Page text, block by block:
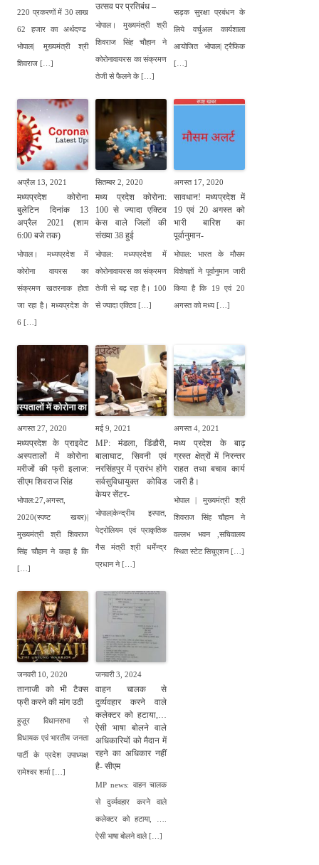
220 प्रकरणों में 30 लाख
62 हजार का अर्थदण्ड
भोपाल| मुख्यमंत्री श्री
शिवराज […]
उत्सव पर प्रतिबंध –
भोपाल। मुख्यमंत्री श्री
शिवराज सिंह चौहान ने
कोरोनावायरस का संक्रमण
तेजी से फैलने के […]
सड़क सुरक्षा प्रबंधन के
लिये वर्चुअल कार्यशाला
आयोजित भोपाल| ट्रैफिक
[…]
अप्रैल 13, 2021
मध्यप्रदेश कोरोना
बुलेटिन दिनांक 13
अप्रैल 2021 (शाम
6:00 बजे तक)
भोपाल। मध्यप्रदेश में
कोरोना वायरस का
संक्रमण खतरनाक होता
जा रहा है। मध्यप्रदेश के
6 […]
सितम्बर 2, 2020
मध्य प्रदेश कोरोना:
100 से ज्यादा एक्टिव
केस वाले जिलों की
संख्या 38 हुई
भोपाल: मध्यप्रदेश में
कोरोनावायरस का संक्रमण
तेजी से बढ़ रहा है। 100
से ज्यादा एक्टिव […]
अगस्त 17, 2020
सावधान! मध्यप्रदेश में
19 एवं 20 अगस्त को
भारी बारिश का
पूर्वानुमान-
भोपाल: भारत के मौसम
विशेषज्ञों ने पूर्वानुमान जारी
किया है कि 19 एवं 20
अगस्त को मध्य […]
अगस्त 27, 2020
मध्यप्रदेश के प्राइवेट
अस्पतालों में कोरोना
मरीजों की फ्री इलाज:
सीएम शिवराज सिंह
भोपाल:27,अगस्त,
2020(स्पष्ट खबर)|
मुख्यमंत्री श्री शिवराज
सिंह चौहान ने कहा है कि
[…]
मई 9, 2021
MP: मंडला, डिंडौरी,
बालाघाट, सिवनी एवं
नरसिंहपुर में प्रारंभ होंगे
सर्वसुविधायुक्त कोविड
केयर सेंटर-
भोपाल|केन्द्रीय इस्पात,
पेट्रोलियम एवं प्राकृतिक
गैस मंत्री श्री धर्मेन्द्र
प्रधान ने […]
अगस्त 4, 2021
मध्य प्रदेश के बाढ़
ग्रस्त क्षेत्रों में निरन्तर
राहत तथा बचाव कार्य
जारी है।
भोपाल | मुख्यमंत्री श्री
शिवराज सिंह चौहान ने
वल्लभ भवन ,सचिवालय
स्थित स्टेट सिचुएशन […]
जनवरी 10, 2020
तानाजी को भी टैक्स
फ्री करने की मांग उठी
हुज़ूर विधानसभा से
विधायक एवं भारतीय जनता
पार्टी के प्रदेश उपाध्यक्ष
रामेश्वर शर्मा […]
जनवरी 3, 2024
वाहन चालक से
दुर्व्यवहार करने वाले
कलेक्टर को हटाया,…
ऐसी भाषा बोलने वाले
अधिकारियों को मैदान में
रहने का अधिकार नहीं
है- सीएम
MP news: वाहन चालक
से दुर्व्यवहार करने वाले
कलेक्टर को हटाया, ….
ऐसी भाषा बोलने वाले […]